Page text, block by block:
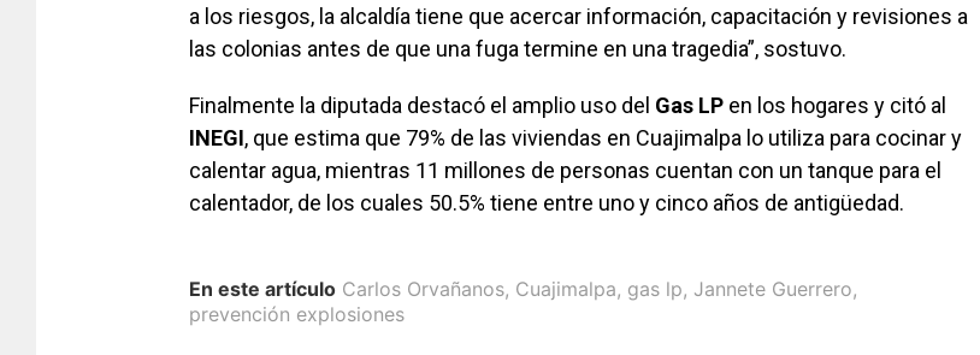
a los riesgos, la alcaldía tiene que acercar información, capacitación y revisiones a
las colonias antes de que una fuga termine en una tragedia”, sostuvo.
Finalmente la diputada destacó el amplio uso del Gas LP en los hogares y citó al
INEGI, que estima que 79% de las viviendas en Cuajimalpa lo utiliza para cocinar y
calentar agua, mientras 11 millones de personas cuentan con un tanque para el
calentador, de los cuales 50.5% tiene entre uno y cinco años de antigüedad.
En este artículo Carlos Orvañanos, Cuajimalpa, gas lp, Jannete Guerrero,
prevención explosiones